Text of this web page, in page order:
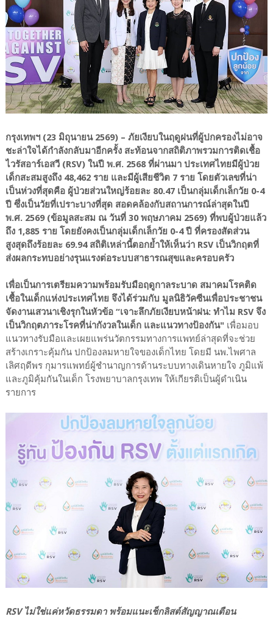
กรุงเทพฯ (23 มิถุนายน 2569) – ภัยเงียบในฤดูฝนที่ผู้ปกครองไม่อาจ
ชะล่าใจได้กำลังกลับมาอีกครั้ง สะท้อนจากสถิติภาพรวมการติดเชื้อ
ไวรัสอาร์เอสวี (RSV) ในปี พ.ศ. 2568 ที่ผ่านมา ประเทศไทยมีผู้ป่วย
เด็กสะสมสูงถึง 48,462 ราย และมีผู้เสียชีวิต 7 ราย โดยตัวเลขที่น่า
เป็นห่วงที่สุดคือ ผู้ป่วยส่วนใหญ่ร้อยละ 80.47 เป็นกลุ่มเด็กเล็กวัย 0-4
ปี ซึ่งเป็นวัยที่เปราะบางที่สุด สอดคล้องกับสถานการณ์ล่าสุดในปี
พ.ศ. 2569 (ข้อมูลสะสม ณ วันที่ 30 พฤษภาคม 2569) ที่พบผู้ป่วยแล้ว
ถึง 1,885 ราย โดยยังคงเป็นกลุ่มเด็กเล็กวัย 0-4 ปี ที่ครองสัดส่วน
สูงสุดถึงร้อยละ 69.94 สถิติเหล่านี้ตอกย้ำให้เห็นว่า RSV เป็นวิกฤตที่
ส่งผลกระทบอย่างรุนแรงต่อระบบสาธารณสุขและครอบครัว
เพื่อเป็นการเตรียมความพร้อมรับมือฤดูกาลระบาด สมาคมโรคติด
เชื้อในเด็กแห่งประเทศไทย จึงได้ร่วมกับ มูลนิธิวัคซีนเพื่อประชาชน
จัดงานเสวนาเชิงรุกในหัวข้อ “เจาะลึกภัยเงียบหน้าฝน: ทำไม RSV จึง
เป็นวิกฤตภาระโรคที่น่ากังวลในเด็ก และแนวทางป้องกัน" เพื่อมอบ
แนวทางรับมือและเผยแพร่นวัตกรรมทางการแพทย์ล่าสุดที่จะช่วย
สร้างเกราะคุ้มกัน ปกป้องลมหายใจของเด็กไทย โดยมี นพ.ไพศาล
เลิศฤดีพร กุมารแพทย์ผู้ชำนาญการด้านระบบทางเดินหายใจ ภูมิแพ้
และภูมิคุ้มกันในเด็ก โรงพยาบาลกรุงเทพ ให้เกียรติเป็นผู้ดำเนิน
รายการ
RSV ไม่ใช่แค่หวัดธรรมดา พร้อมแนะเช็กลิสต์สัญญาณเตือน